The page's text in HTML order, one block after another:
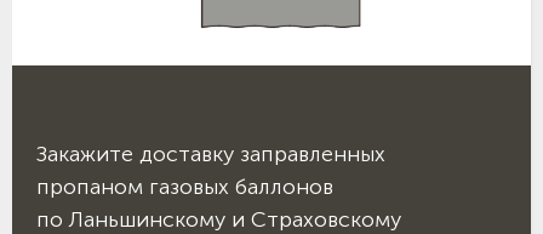
Закажите доставку заправленных
пропаном газовых баллонов
по Ланьшинскому и Страховскому